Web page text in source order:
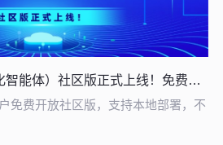
NebulaAI（企业数智化智能体）社区版正式上线！免费下载！
免费开放社区版，支持本地部署，不